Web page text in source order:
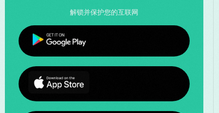
解锁并保护您的互联网